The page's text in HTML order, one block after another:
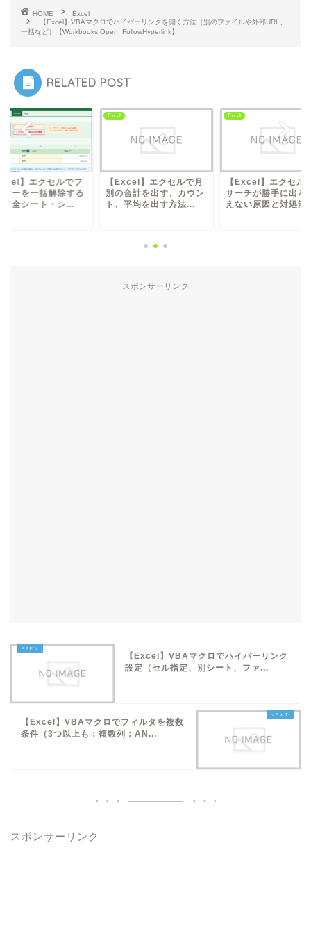
HOME
Excel
【Excel】VBAマクロでハイパーリンクを開く方法（別のファイルや外部URL、
一括など）【Workbooks.Open, FollowHyperlink】
RELATED POST
】エクセルで月
合計を出す、カウン
平均を出す方法...
Excel
【Excel】エクセルでリ
サーチが勝手に出る・消
えない原因と対処法...
Excel
【Excel】エクセル
ィルターを一括解除
方法（全シート・シ
スポンサーリンク
【Excel】VBAマクロでハイパーリンク
設定（セル指定、別シート、ファ...
【Excel】VBAマクロでフィルタを複数
条件（3つ以上も：複数列：AN...
スポンサーリンク